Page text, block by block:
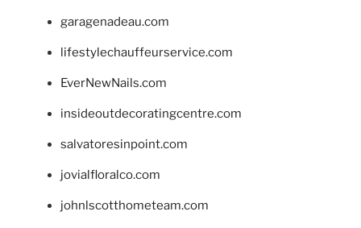
garagenadeau.com
lifestylechauffeurservice.com
EverNewNails.com
insideoutdecoratingcentre.com
salvatoresinpoint.com
jovialfloralco.com
johnlscotthometeam.com